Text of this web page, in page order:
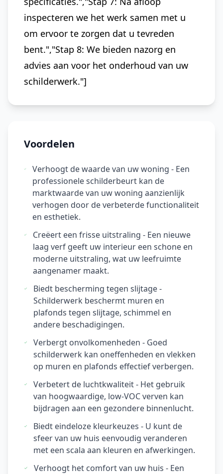
inspecteren we het werk samen met u
om ervoor te zorgen dat u tevreden
bent.","Stap 8: We bieden nazorg en
advies aan voor het onderhoud van uw
schilderwerk."]
Voordelen
Verhoogt de waarde van uw woning - Een
professionele schilderbeurt kan de
marktwaarde van uw woning aanzienlijk
verhogen door de verbeterde functionaliteit
en esthetiek.
Creëert een frisse uitstraling - Een nieuwe
laag verf geeft uw interieur een schone en
moderne uitstraling, wat uw leefruimte
aangenamer maakt.
Biedt bescherming tegen slijtage -
Schilderwerk beschermt muren en
plafonds tegen slijtage, schimmel en
andere beschadigingen.
Verbergt onvolkomenheden - Goed
schilderwerk kan oneffenheden en vlekken
op muren en plafonds effectief verbergen.
Verbetert de luchtkwaliteit - Het gebruik
van hoogwaardige, low-VOC verven kan
bijdragen aan een gezondere binnenlucht.
Biedt eindeloze kleurkeuzes - U kunt de
sfeer van uw huis eenvoudig veranderen
met een scala aan kleuren en afwerkingen.
Verhoogt het comfort van uw huis - Een